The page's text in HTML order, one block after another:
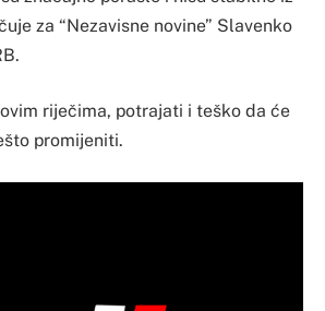
za “Nezavisne novine” Slavenko
riječima, potrajati i teško da će
promijeniti.